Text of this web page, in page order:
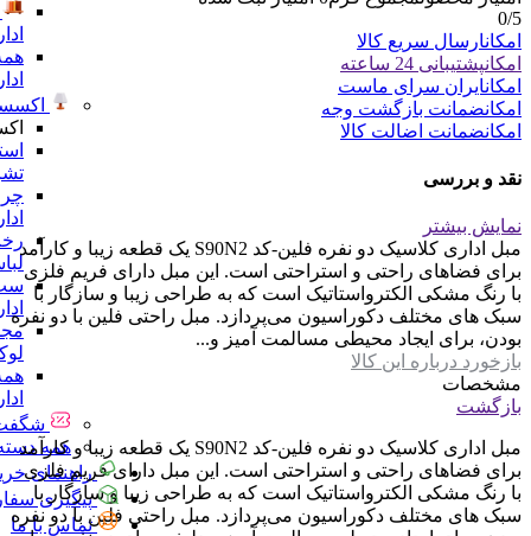
شگفت
همه
راهنمای
پیگیری
تماس با ما
0/5
امکانارسال سریع کالا
امکانپشتیبانی 24 ساعته
امکانایران سرای ماست
امکانضمانت بازگشت وجه
امکانضمانت اضالت کالا
نقد و بررسی
نمایش بیشتر
مبل اداری کلاسیک دو نفره فلین-کد S90N2 یک قطعه زیبا و کارآمد
برای فضاهای راحتی و استراحتی است. این مبل دارای فریم فلزی
با رنگ مشکی الکترواستاتیک است که به طراحی زیبا و سازگار با
سبک های مختلف دکوراسیون می‌پردازد. مبل راحتی فلین با دو نفره
بودن، برای ایجاد محیطی مسالمت آمیز و...
بازخورد درباره این کالا
مشخصات
بازگشت
مبل اداری کلاسیک دو نفره فلین-کد S90N2 یک قطعه زیبا و کارآمد
برای فضاهای راحتی و استراحتی است. این مبل دارای فریم فلزی
با رنگ مشکی الکترواستاتیک است که به طراحی زیبا و سازگار با
سبک های مختلف دکوراسیون می‌پردازد. مبل راحتی فلین با دو نفره